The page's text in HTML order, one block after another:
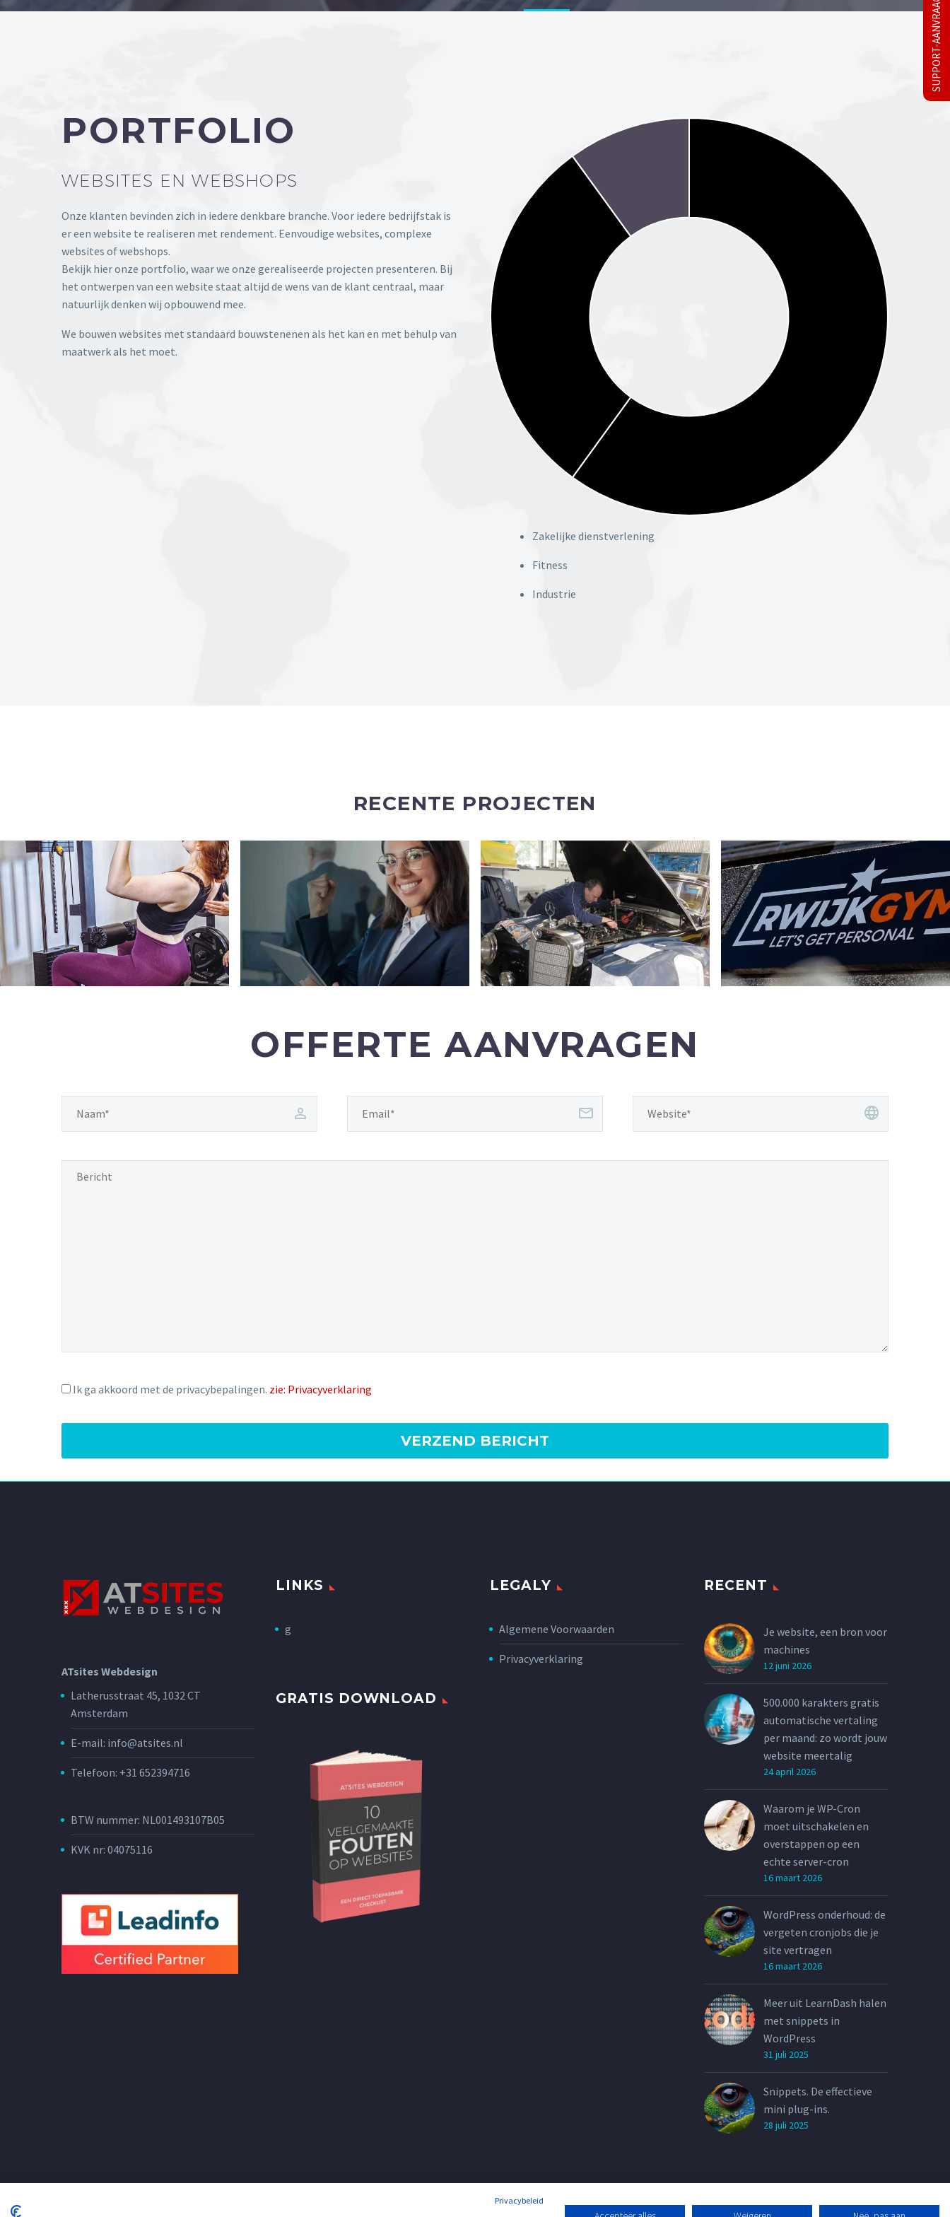
PORTFOLIO
WEBSITES EN WEBSHOPS
Onze klanten bevinden zich in iedere denkbare branche. Voor iedere bedrijfstak is
er een website te realiseren met rendement. Eenvoudige websites, complexe
websites of webshops.
Bekijk hier onze portfolio, waar we onze gerealiseerde projecten presenteren. Bij
het ontwerpen van een website staat altijd de wens van de klant centraal, maar
natuurlijk denken wij opbouwend mee.
We bouwen websites met standaard bouwstenenen als het kan en met behulp van
maatwerk als het moet.
Zakelijke dienstverlening
Fitness
Industrie
RECENTE PROJECTEN
Specialist in onderhoud en reparatie van Mercedes klassiekers en oldtimers.
OFFERTE AANVRAGEN
Ik ga akkoord met de privacybepalingen. zie: Privacyverklaring
ATsites Webdesign
Latherusstraat 45, 1032 CT
Amsterdam
E-mail: info@atsites.nl
Telefoon: +31 652394716
BTW nummer: NL001493107B05
KVK nr: 04075116
LINKS
g
LEGALY
Algemene Voorwaarden
Privacyverklaring
RECENT
Je website, een bron voor
machines
12 juni 2026
500.000 karakters gratis
automatische vertaling
per maand: zo wordt jouw
website meertalig
24 april 2026
Waarom je WP-Cron
moet uitschakelen en
overstappen op een
echte server-cron
16 maart 2026
WordPress onderhoud: de
vergeten cronjobs die je
site vertragen
16 maart 2026
Meer uit LearnDash halen
met snippets in
WordPress
31 juli 2025
Snippets. De effectieve
mini plug-ins.
28 juli 2025
GRATIS DOWNLOAD
SUPPORT-AANVRAAG
Privacybeleid